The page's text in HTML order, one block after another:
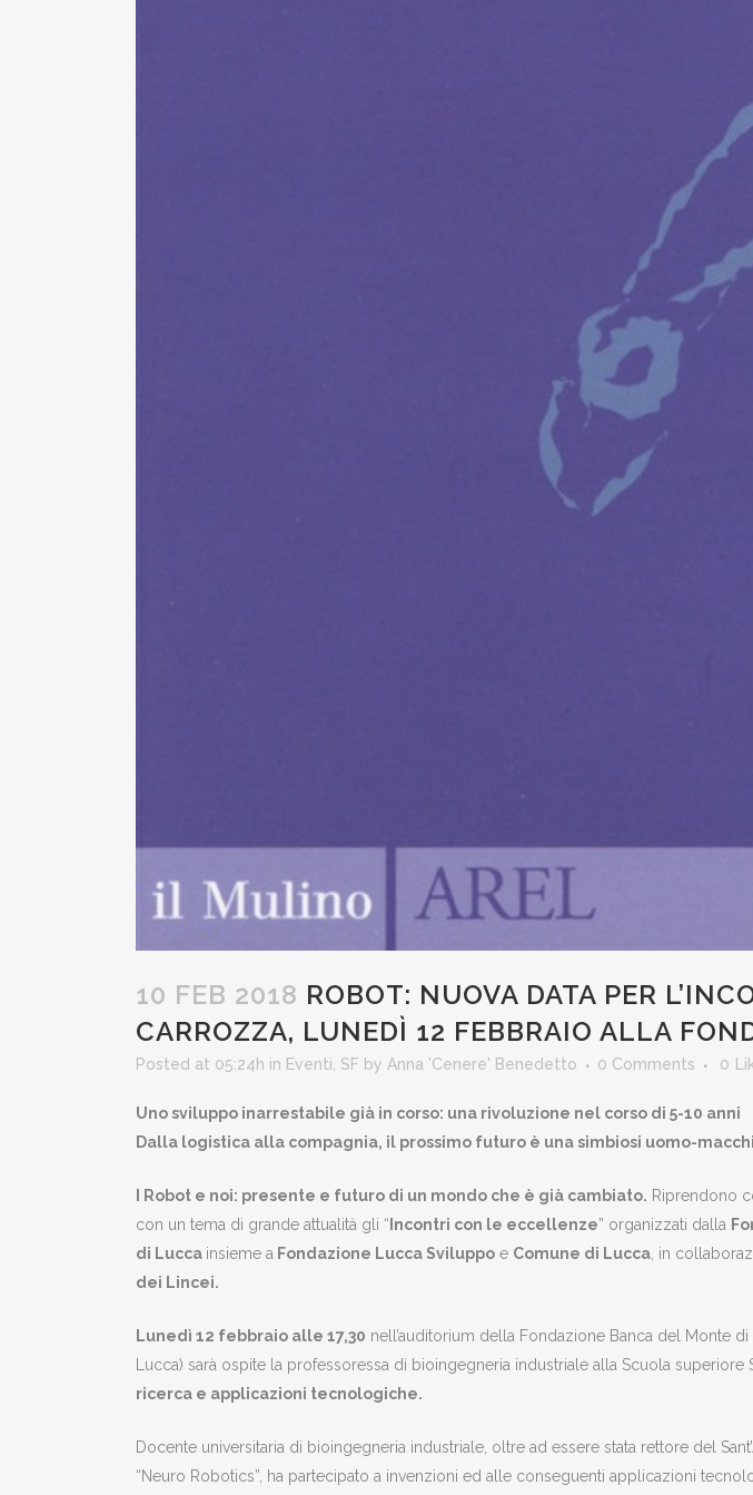
10 FEB 2018 ROBOT: NUOVA DATA PER
CARROZZA, LUNEDÌ 12 FEBBRAIO ALLA
Posted at 05:24h in Eventi SF by Anna 'Cenere' Benedetto 0 Comments 0
Uno sviluppo inarrestabile già in corso: una rivoluzione nel corso di 5-10 anni
Dalla logistica alla compagnia, il prossimo futuro è una simbiosi uomo-
I Robot e noi: presente e futuro di un mondo che è già cambiato. Riprendono
con un tema di grande attualità gli “ Incontri con le eccellenze” organizzati dalla
di Lucca insieme a Fondazione Lucca Sviluppo e Comune di Lucca , in
dei Lincei.
Lunedì 12 febbraio alle 17,30 nell’auditorium della Fondazione Banca del Monte di
Lucca) sarà ospite la professoressa di bioingegneria industriale alla Scuola superiore
ricerca e applicazioni tecnologiche.
Docente universitaria di bioingegneria industriale, oltre ad essere stata rettore del
“Neuro Robotics”, ha partecipato a invenzioni ed alle conseguenti applicazioni